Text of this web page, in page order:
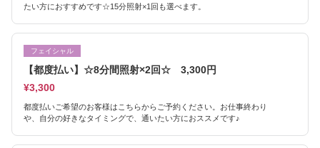
たい方におすすめです☆15分照射×1回も選べます。
フェイシャル
【都度払い】☆8分間照射×2回☆ 3,300円
¥3,300
都度払いご希望のお客様はこちらからご予約ください。お仕事終わり
や、自分の好きなタイミングで、通いたい方におススメです♪